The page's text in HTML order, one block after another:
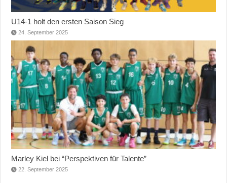
U14-1 holt den ersten Saison Sieg
24. September 2025
Marley Kiel bei “Perspektiven für Talente”
22. September 2025